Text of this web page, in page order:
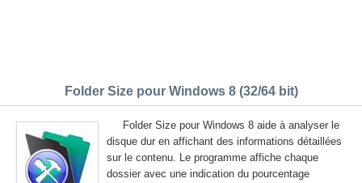
Folder Size pour Windows 8 (32/64 bit)
Folder Size pour Windows 8 aide à analyser le
disque dur en affichant des informations détaillées
sur le contenu. Le programme affiche chaque
dossier avec une indication du pourcentage